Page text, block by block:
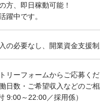
方、即日稼動可能！
躍中です。
の必要なし、開業資金支援制
リーフォームからご応募くだ
日数・ご希望収入などのご
9:00～22:00／採用係）